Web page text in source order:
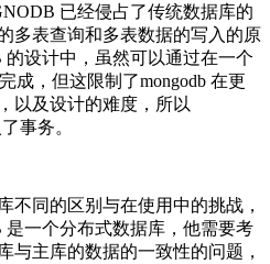
已经侵占了传统数据库的
多表查询和多表数据的写入的原
设计中，虽然可以通过在一个
成，但这限制了mongodb 在更
以及设计的难度，所以
事务。
不同的区别与在使用中的挑战，
一个分布式数据库，他需要考
与主库的数据的一致性的问题，